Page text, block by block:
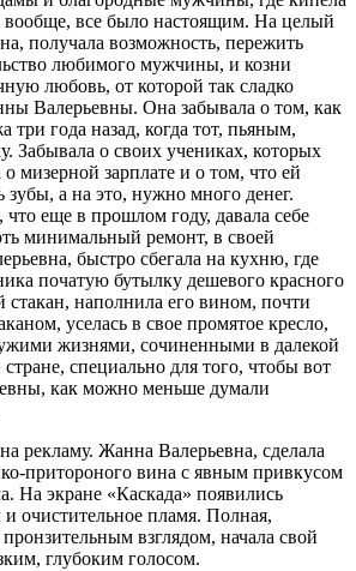
вообще, все было настоящим. На целый
получала возможность, пережить
любимого мужчины, и козни
любовь, от которой так сладко
Валерьевны. Она забывала о том, как
три года назад, когда тот, пьяным,
Забывала о своих учениках, которых
мизерной зарплате и о том, что ей
зубы, а на это, нужно много денег.
еще в прошлом году, давала себе
минимальный ремонт, в своей
быстро сбегала на кухню, где
початую бутылку дешевого красного
стакан, наполнила его вином, почти
уселась в свое промятое кресло,
жизнями, сочиненными в далекой
стране, специально для того, чтобы вот
как можно меньше думали
рекламу. Жанна Валерьевна, сделала
притороного вина с явным привкусом
На экране «Каскада» появились
очистительное пламя. Полная,
взглядом, начала свой
глубоким голосом.